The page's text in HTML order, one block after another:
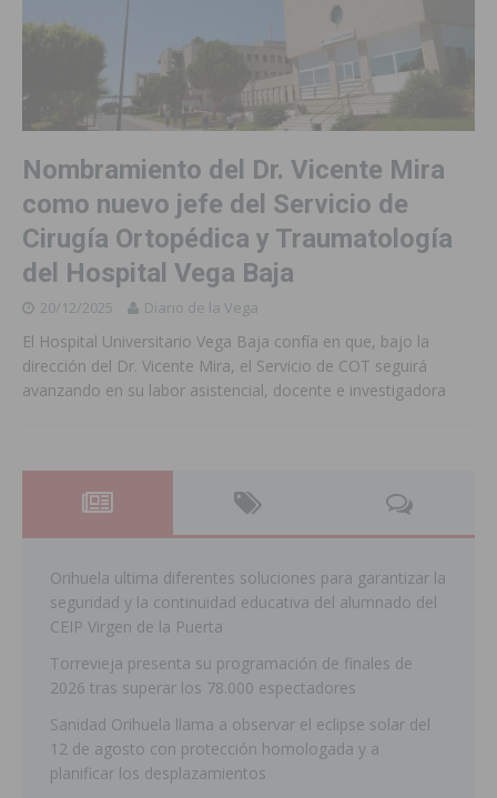
Nombramiento del Dr. Vicente Mira
como nuevo jefe del Servicio de
Cirugía Ortopédica y Traumatología
del Hospital Vega Baja
20/12/2025 Diario de la Vega
El Hospital Universitario Vega Baja confía en que, bajo la
dirección del Dr. Vicente Mira, el Servicio de COT seguirá
avanzando en su labor asistencial, docente e investigadora
Orihuela ultima diferentes soluciones para garantizar la
seguridad y la continuidad educativa del alumnado del
CEIP Virgen de la Puerta
Torrevieja presenta su programación de finales de
2026 tras superar los 78.000 espectadores
Sanidad Orihuela llama a observar el eclipse solar del
12 de agosto con protección homologada y a
planificar los desplazamientos